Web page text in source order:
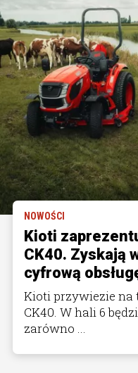
NOWOŚCI
Kioti
CK40. Zyskają
cyfrową
Kioti przywiezie na
CK40. W hali 6
zarówno ...